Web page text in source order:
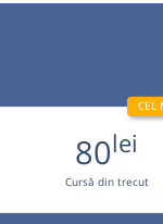
80lei
Cursă din trecut